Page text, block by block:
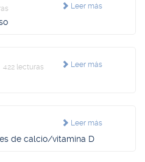
Leer más
Leer más
422 lecturas
Leer más
de calcio/vitamina D